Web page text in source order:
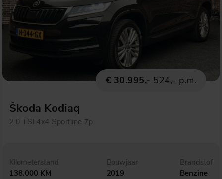
€ 30.995,- 524,- p.m.
Škoda Kodiaq
2.0 TSI 4x4 Sportline 7p.
Kilometerstand
138.000 KM
Bouwjaar
2019
Brandstof
Benzine